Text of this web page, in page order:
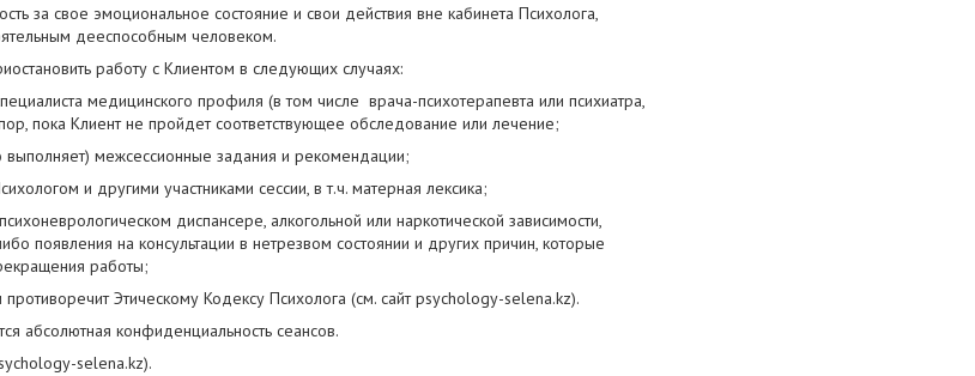
за свое эмоциональное состояние и свои действия вне кабинета Психолога,
дееспособным человеком.
работу с Клиентом в следующих случаях:
медицинского профиля (в том числе врача-психотерапевта или психиатра,
пока Клиент не пройдет соответствующее обследование или лечение;
межсессионные задания и рекомендации;
и другими участниками сессии, в т.ч. матерная лексика;
диспансере, алкогольной или наркотической зависимости,
появления на консультации в нетрезвом состоянии и других причин, которые
работы;
Этическому Кодексу Психолога (см. сайт psychology-selena.kz).
абсолютная конфиденциальность сеансов.
selena.kz).